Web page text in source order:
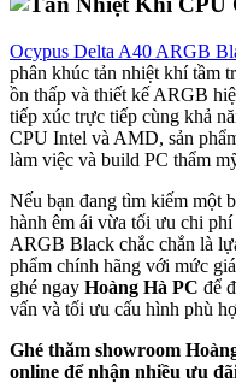
Ocypus Delta A40 ARGB
phân khúc tản nhiệt khí tầm
ồn thấp và thiết kế ARGB
tiếp xúc trực tiếp cùng khả
CPU Intel và AMD, sản
làm việc và build PC thẩm
Nếu bạn đang tìm kiếm một
hành êm ái vừa tối ưu chi
ARGB Black chắc chắn là
phẩm chính hãng với mức
ghé ngay Hoàng Hà PC để
vấn và tối ưu cấu hình phù
Ghé thăm showroom
online để nhận nhiều ưu